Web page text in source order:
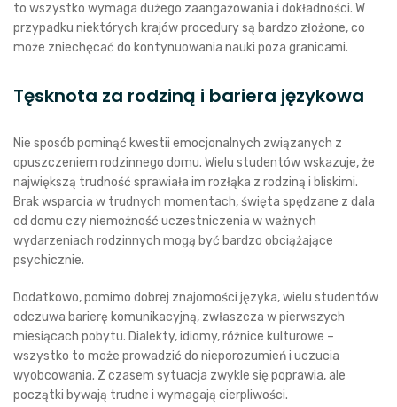
to wszystko wymaga dużego zaangażowania i dokładności. W
przypadku niektórych krajów procedury są bardzo złożone, co
może zniechęcać do kontynuowania nauki poza granicami.
Tęsknota za rodziną i bariera językowa
Nie sposób pominąć kwestii emocjonalnych związanych z
opuszczeniem rodzinnego domu. Wielu studentów wskazuje, że
największą trudność sprawiała im rozłąka z rodziną i bliskimi.
Brak wsparcia w trudnych momentach, święta spędzane z dala
od domu czy niemożność uczestniczenia w ważnych
wydarzeniach rodzinnych mogą być bardzo obciążające
psychicznie.
Dodatkowo, pomimo dobrej znajomości języka, wielu studentów
odczuwa barierę komunikacyjną, zwłaszcza w pierwszych
miesiącach pobytu. Dialekty, idiomy, różnice kulturowe –
wszystko to może prowadzić do nieporozumień i uczucia
wyobcowania. Z czasem sytuacja zwykle się poprawia, ale
początki bywają trudne i wymagają cierpliwości.